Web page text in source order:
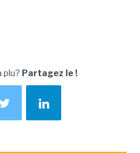
plu? Partagez le !